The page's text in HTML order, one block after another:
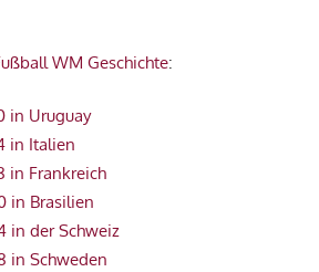
WM Geschichte:
in Uruguay
in Italien
in Frankreich
in Brasilien
in der Schweiz
in Schweden